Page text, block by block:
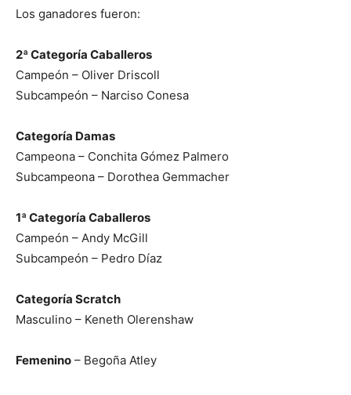
Los ganadores fueron:
2ª Categoría Caballeros
Campeón – Oliver Driscoll
Subcampeón – Narciso Conesa
Categoría Damas
Campeona – Conchita Gómez Palmero
Subcampeona – Dorothea Gemmacher
1ª Categoría Caballeros
Campeón – Andy McGill
Subcampeón – Pedro Díaz
Categoría Scratch
Masculino – Keneth Olerenshaw
Femenino – Begoña Atley